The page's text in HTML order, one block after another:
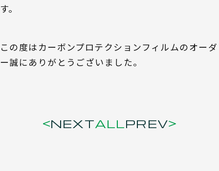
す。
この度はカーボンプロテクションフィルムのオーダ
ー誠にありがとうございました。
NEXTALLPREV